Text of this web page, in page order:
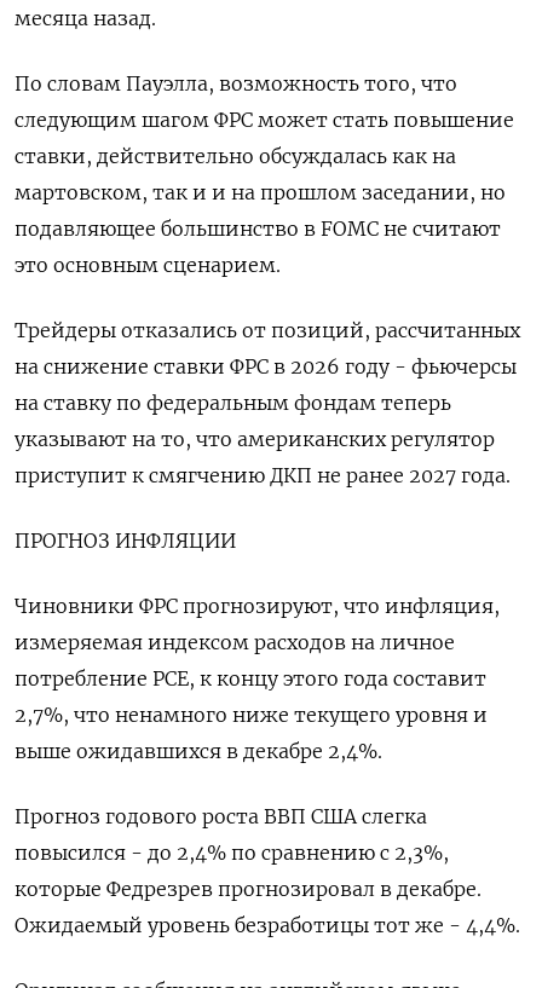
месяца назад.
По словам Пауэлла, возможность того, что ​
следующим шагом ФРС может стать повышение
ставки, действительно обсуждалась как на
мартовском, так и и на прошлом заседании, но
подавляющее большинство в FOMC не считают
это основным сценарием.
Трейдеры отказались от позиций, рассчитанных
на снижение ставки ФРС в 2026 году - фьючерсы
на ставку по федеральным фондам теперь
указывают на то, что американских регулятор
приступит к смягчению ДКП не ранее 2027 ​года.
ПРОГНОЗ ИНФЛЯЦИИ
Чиновники ФРС прогнозируют, ⁠что инфляция,
измеряемая индексом расходов на личное
потребление PCE, к концу этого года составит
2,7%, что ненамного ниже текущего ‌уровня и
выше ожидавшихся в декабре 2,4%.
Прогноз годового роста ВВП США слегка
‌повысился - до 2,4% по сравнению с 2,3%,
которые Федрезрев прогнозировал в декабре.
Ожидаемый уровень безработицы ​тот же - 4,4%.